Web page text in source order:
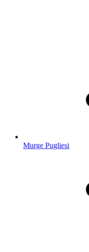
Murge Pugliesi